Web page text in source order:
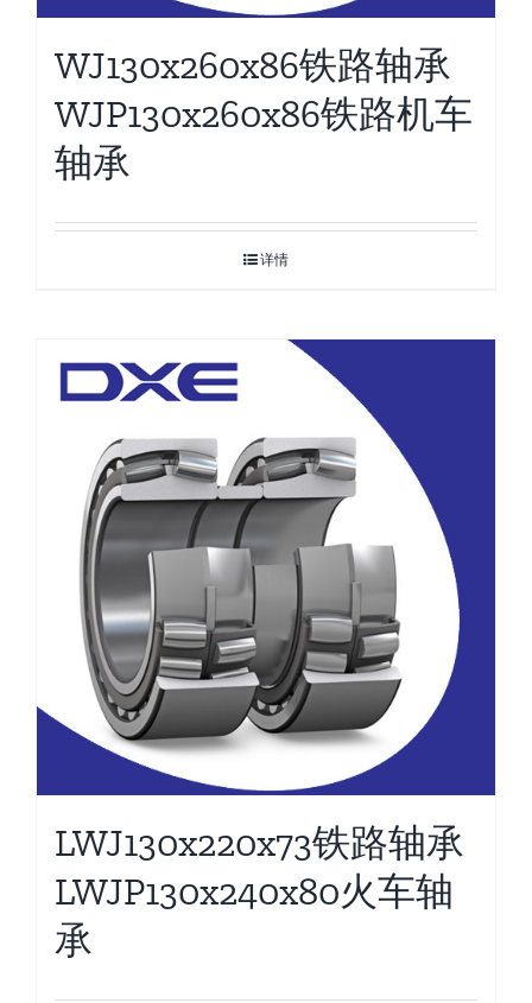
WJ130x260x86铁路轴承
WJP130x260x86铁路机车
轴承
详情
LWJ130x220x73铁路轴承
LWJP130x240x80火车轴
承